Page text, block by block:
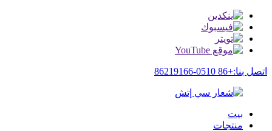
اتصل بنا:+86 0510-86219166
بيت
منتجات